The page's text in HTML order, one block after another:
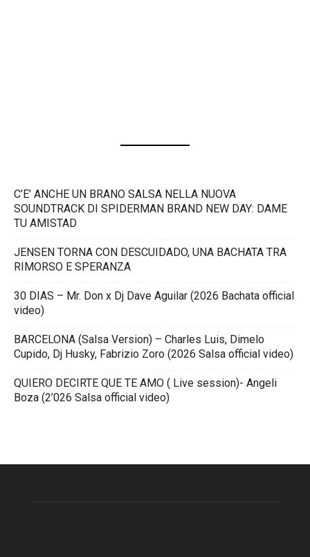
C’E’ ANCHE UN BRANO SALSA NELLA NUOVA
SOUNDTRACK DI SPIDERMAN BRAND NEW DAY: DAME
TU AMISTAD
JENSEN TORNA CON DESCUIDADO, UNA BACHATA TRA
RIMORSO E SPERANZA
30 DIAS – Mr. Don x Dj Dave Aguilar (2026 Bachata official
video)
BARCELONA (Salsa Version) – Charles Luis, Dimelo
Cupido, Dj Husky, Fabrizio Zoro (2026 Salsa official video)
QUIERO DECIRTE QUE TE AMO ( Live session)- Angeli
Boza (2’026 Salsa official video)